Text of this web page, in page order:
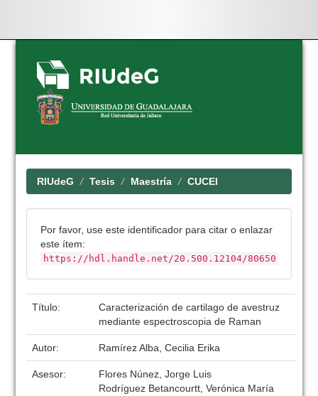
Skip
navigation
RIUdeG Tesis Maestría CUCEI
Por favor, use este identificador para citar o enlazar
este ítem:
https://hdl.handle.net/20.500.12104/80650
Título:
Caracterización de cartilago de avestruz
mediante espectroscopia de Raman
Autor: Ramírez Alba, Cecilia Erika
Asesor:
Flores Núnez, Jorge Luis
Rodríguez Betancourtt, Verónica María